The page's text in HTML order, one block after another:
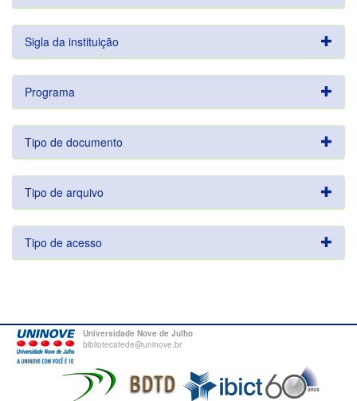
Sigla da instituição
Programa
Tipo de documento
Tipo de arquivo
Tipo de acesso
Universidade Nove de Julho
bibliotecatede@uninove.br